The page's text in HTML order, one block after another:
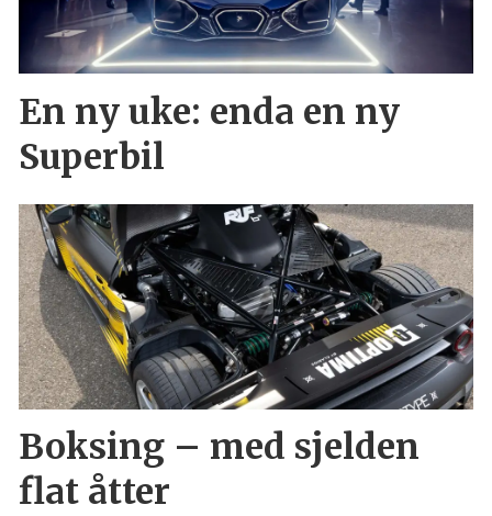
En ny uke: enda en ny
Superbil
Boksing – med sjelden
flat åtter